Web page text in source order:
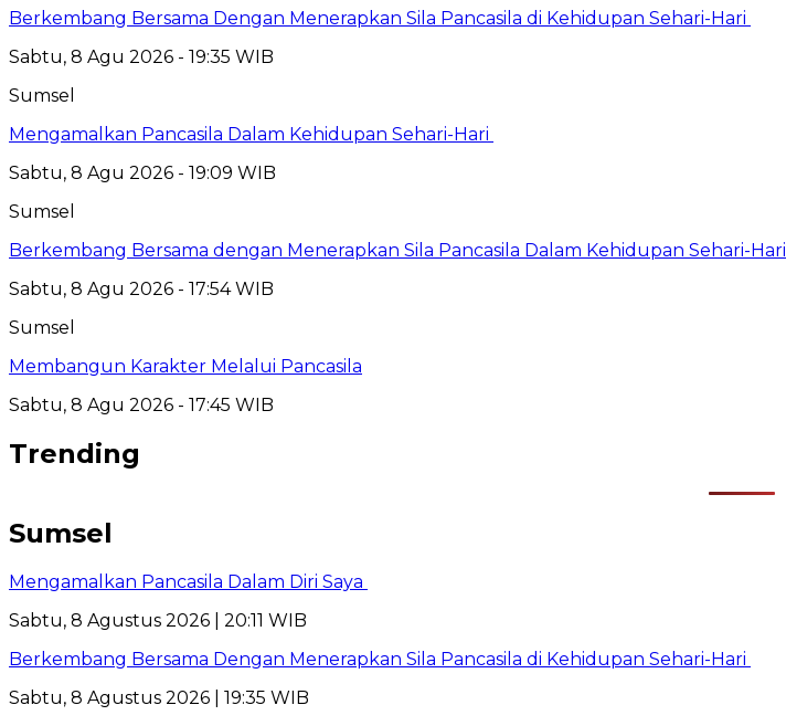
Berkembang Bersama Dengan Menerapkan Sila Pancasila di Kehidupan Sehari-Hari
Sabtu, 8 Agu 2026 - 19:35 WIB
Sumsel
Mengamalkan Pancasila Dalam Kehidupan Sehari-Hari
Sabtu, 8 Agu 2026 - 19:09 WIB
Sumsel
Berkembang Bersama dengan Menerapkan Sila Pancasila Dalam Kehidupan Sehari-Hari
Sabtu, 8 Agu 2026 - 17:54 WIB
Sumsel
Membangun Karakter Melalui Pancasila
Sabtu, 8 Agu 2026 - 17:45 WIB
Trending
Sumsel
Mengamalkan Pancasila Dalam Diri Saya
Sabtu, 8 Agustus 2026 | 20:11 WIB
Berkembang Bersama Dengan Menerapkan Sila Pancasila di Kehidupan Sehari-Hari
Sabtu, 8 Agustus 2026 | 19:35 WIB